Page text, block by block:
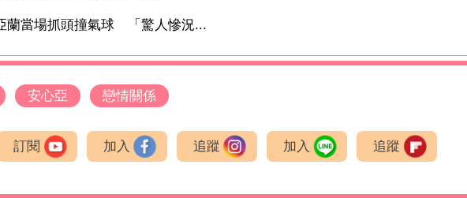
蘭當場抓頭撞氣球 「驚人慘況...
安心亞 戀情關係
訂閱 加入 追蹤 加入 追蹤